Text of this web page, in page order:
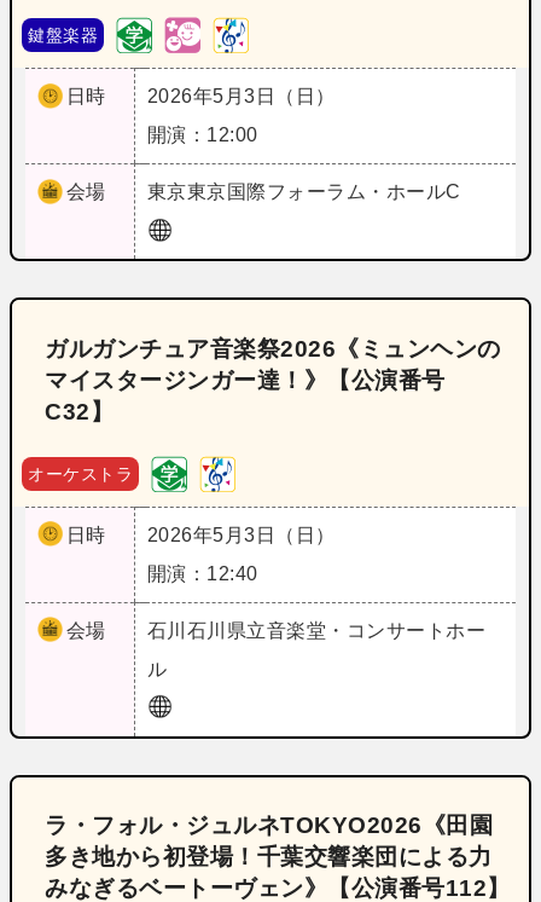
鍵盤楽器
日時
2026年5月3日（日）
開演：12:00
会場 東京東京国際フォーラム・ホールC
ガルガンチュア音楽祭2026《ミュンヘンの
マイスタージンガー達！》【公演番号
C32】
オーケストラ
日時
2026年5月3日（日）
開演：12:40
会場 石川 石川県立音楽堂・コンサートホー
ル
ラ・フォル・ジュルネTOKYO2026《田園
多き地から初登場！千葉交響楽団による力
みなぎるベートーヴェン》【公演番号112】